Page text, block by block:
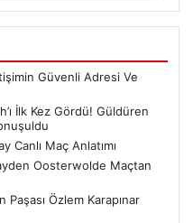
Güvenli Adresi Ve
İlk Kez Gördü! Güldüren
Canlı Maç Anlatımı
Oosterwolde Maçtan
Paşası Özlem Karapınar